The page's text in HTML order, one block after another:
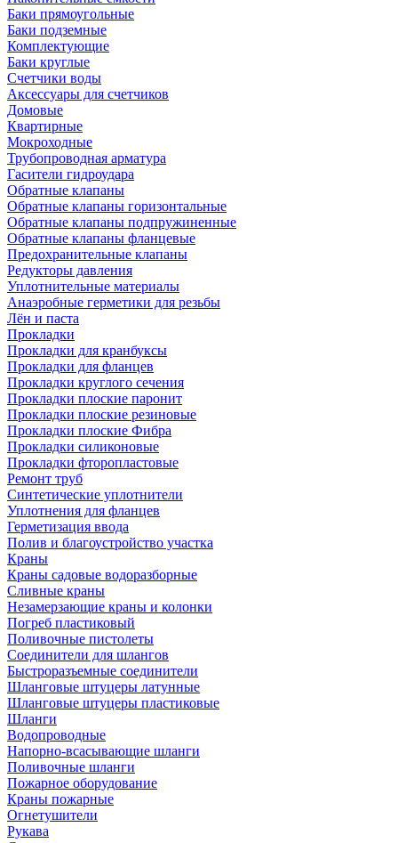
Баки прямоугольные
Баки подземные
Комплектующие
Баки круглые
Счетчики воды
Аксессуары для счетчиков
Домовые
Квартирные
Мокроходные
Трубопроводная арматура
Гасители гидроудара
Обратные клапаны
Обратные клапаны горизонтальные
Обратные клапаны подпружиненные
Обратные клапаны фланцевые
Предохранительные клапаны
Редукторы давления
Уплотнительные материалы
Анаэробные герметики для резьбы
Лён и паста
Прокладки
Прокладки для кранбуксы
Прокладки для фланцев
Прокладки круглого сечения
Прокладки плоские паронит
Прокладки плоские резиновые
Прокладки плоские Фибра
Прокладки силиконовые
Прокладки фторопластовые
Ремонт труб
Синтетические уплотнители
Уплотнения для фланцев
Герметизация ввода
Полив и благоустройство участка
Краны
Краны садовые водоразборные
Сливные краны
Незамерзающие краны и колонки
Погреб пластиковый
Поливочные пистолеты
Соединители для шлангов
Быстроразъемные соединители
Шланговые штуцеры латунные
Шланговые штуцеры пластиковые
Шланги
Водопроводные
Напорно-всасывающие шланги
Поливочные шланги
Пожарное оборудование
Краны пожарные
Огнетушители
Рукава